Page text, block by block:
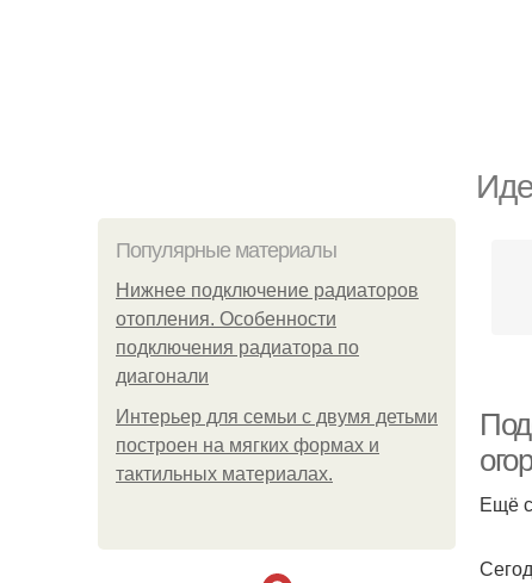
Популярные материалы
Нижнее подключение радиаторов
отопления. Особенности
подключения радиатора по
диагонали
Интерьер для семьи с двумя детьми
построен на мягких формах и
тактильных материалах.
Ещё